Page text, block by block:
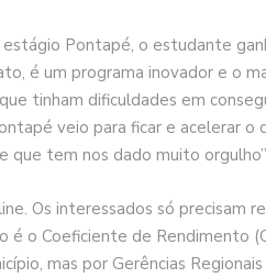
estágio Pontapé, o estudante
é um programa inovador e o
tinham dificuldades em
veio para ficar e acelerar
que tem nos dado muito
Os interessados só precisam
é o Coeficiente de Rendimento
mas por Gerências